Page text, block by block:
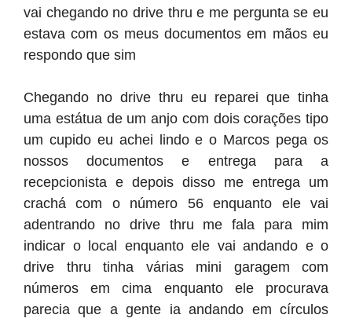
vai chegando no drive thru e me pergunta se eu
estava com os meus documentos em mãos eu
respondo que sim
Chegando no drive thru eu reparei que tinha
uma estátua de um anjo com dois corações tipo
um cupido eu achei lindo e o Marcos pega os
nossos documentos e entrega para a
recepcionista e depois disso me entrega um
crachá com o número 56 enquanto ele vai
adentrando no drive thru me fala para mim
indicar o local enquanto ele vai andando e o
drive thru tinha várias mini garagem com
números em cima enquanto ele procurava
parecia que a gente ia andando em círculos